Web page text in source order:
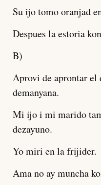
Su ijo tomo oranjad
Despues la estoria
B)
Aprovi de aprontar el
demanyana.
Mi ijo i mi marido
dezayuno.
Yo miri en la frijider.
Ama no ay muncha